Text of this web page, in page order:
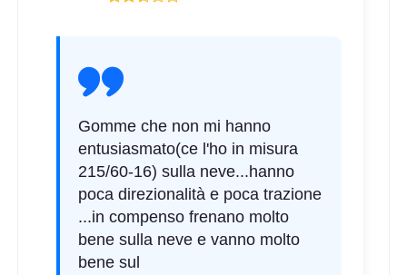
Gomme che non mi hanno
entusiasmato(ce l'ho in misura
215/60-16) sulla neve...hanno
poca direzionalità e poca trazione
...in compenso frenano molto
bene sulla neve e vanno molto
bene sul